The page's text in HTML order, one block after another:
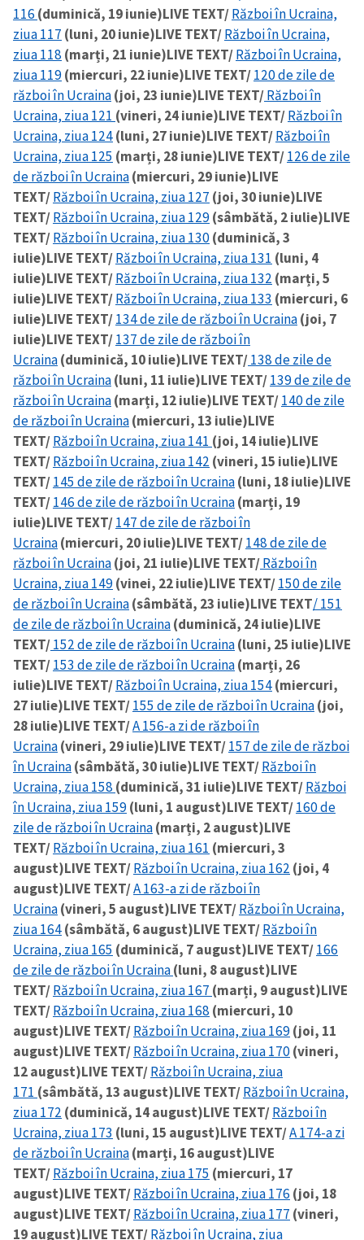
116 (duminică, 19 iunie)LIVE TEXT/Război în Ucraina,
ziua 117 (luni, 20 iunie)LIVE TEXT/Război în Ucraina,
ziua 118 (marți, 21 iunie)LIVE TEXT/Război în Ucraina,
ziua 119(miercuri, 22 iunie)LIVE TEXT/120 de zile de
război în Ucraina(joi, 23 iunie)LIVE TEXT/Război în
Ucraina, ziua 121 (vineri, 24 iunie)LIVE TEXT/Război în
Ucraina, ziua 124(luni, 27 iunie)LIVE TEXT/Război în
Ucraina, ziua 125 (marți, 28 iunie)LIVE TEXT/126 de zile
de război în Ucraina(miercuri, 29 iunie)LIVE
TEXT/Război în Ucraina, ziua 127 (joi, 30 iunie)LIVE
TEXT/Război în Ucraina, ziua 129(sâmbătă, 2 iulie)LIVE
TEXT/Război în Ucraina, ziua 130(duminică, 3
iulie)LIVE TEXT/Război în Ucraina, ziua 131 (luni, 4
iulie)LIVE TEXT/Război în Ucraina, ziua 132 (marți, 5
iulie)LIVE TEXT/Război în Ucraina, ziua 133 (miercuri, 6
iulie)LIVE TEXT/134 de zile de război în Ucraina(joi, 7
iulie)LIVE TEXT/137 de zile de război în
Ucraina(duminică, 10 iulie)LIVE TEXT/138 de zile de
război în Ucraina(luni, 11 iulie)LIVE TEXT/139 de zile de
război în Ucraina(marți, 12 iulie)LIVE TEXT/140 de zile
de război în Ucraina(miercuri, 13 iulie)LIVE
TEXT/Război în Ucraina, ziua 141 (joi, 14 iulie)LIVE
TEXT/Război în Ucraina, ziua 142 (vineri, 15 iulie)LIVE
TEXT/145 de zile de război în Ucraina(luni, 18 iulie)LIVE
TEXT/146 de zile de război în Ucraina(marți, 19
iulie)LIVE TEXT/147 de zile de război în
Ucraina(miercuri, 20 iulie)LIVE TEXT/148 de zile de
război în Ucraina(joi, 21 iulie)LIVE TEXT/Război în
Ucraina, ziua 149(vinei, 22 iulie)LIVE TEXT/150 de zile
de război în Ucraina(sâmbătă, 23 iulie)LIVE TEXT/ 151
de zile de război în Ucraina(duminică, 24 iulie)LIVE
TEXT/152 de zile de război în Ucraina(luni, 25 iulie)LIVE
TEXT/153 de zile de război în Ucraina(marți, 26
iulie)LIVE TEXT/Război în Ucraina, ziua 154(miercuri,
27 iulie)LIVE TEXT/155 de zile de război în Ucraina(joi,
28 iulie)LIVE TEXT/A 156-a zi de război în
Ucraina(vineri, 29 iulie)LIVE TEXT/157 de zile de război
în Ucraina(sâmbătă, 30 iulie)LIVE TEXT/Război în
Ucraina, ziua 158 (duminică, 31 iulie)LIVE TEXT/Război
în Ucraina, ziua 159(luni, 1 august)LIVE TEXT/160 de
zile de război în Ucraina(marți, 2 august)LIVE
TEXT/Război în Ucraina, ziua 161 (miercuri, 3
august)LIVE TEXT/Război în Ucraina, ziua 162 (joi, 4
august)LIVE TEXT/A 163-a zi de război în
Ucraina(vineri, 5 august)LIVE TEXT/Război în Ucraina,
ziua 164(sâmbătă, 6 august)LIVE TEXT/Război în
Ucraina, ziua 165 (duminică, 7 august)LIVE TEXT/166
de zile de război în Ucraina(luni, 8 august)LIVE
TEXT/Război în Ucraina, ziua 167 (marți, 9 august)LIVE
TEXT/Război în Ucraina, ziua 168 (miercuri, 10
august)LIVE TEXT/Război în Ucraina, ziua 169(joi, 11
august)LIVE TEXT/Război în Ucraina, ziua 170(vineri,
12 august)LIVE TEXT/Război în Ucraina, ziua
171 (sâmbătă, 13 august)LIVE TEXT/Război în Ucraina,
ziua 172 (duminică, 14 august)LIVE TEXT/Război în
Ucraina, ziua 173 (luni, 15 august)LIVE TEXT/A 174-a zi
de război în Ucraina(marți, 16 august)LIVE
TEXT/Război în Ucraina, ziua 175 (miercuri, 17
august)LIVE TEXT/Război în Ucraina, ziua 176 (joi, 18
august)LIVE TEXT/Război în Ucraina, ziua 177 (vineri,
19 august)LIVE TEXT/Război în Ucraina, ziua